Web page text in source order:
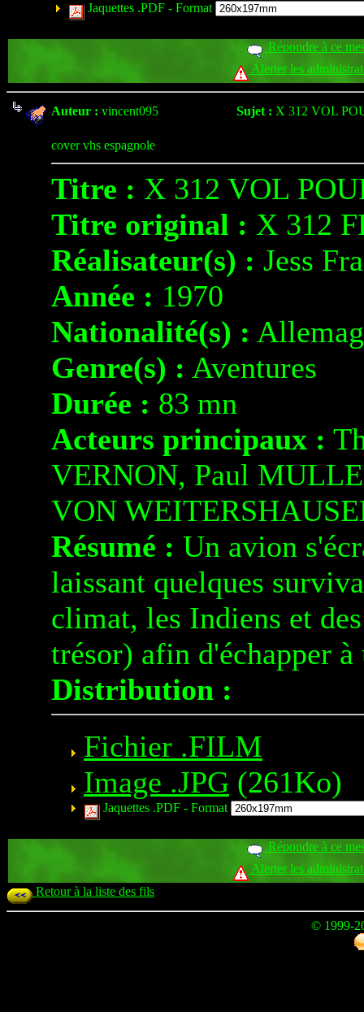
Jaquettes .PDF - Format
Répondre à ce
Alerter les
Auteur : vincent095 Sujet : X 312 VOL
cover vhs espagnole
Titre : X 312 VOL
Titre original : X 312
Réalisateur(s) : Jess
Année : 1970
Nationalité(s) :
Genre(s) : Aventures
Durée : 83 mn
Acteurs principaux :
VERNON, Paul
VON
Résumé : Un avion
laissant quelques
climat, les Indiens et
trésor) afin d'échapper
Distribution :
Fichier .FILM
Image .JPG (261Ko)
Jaquettes .PDF - Format
Répondre à ce
Alerter les
Retour à la liste des fils
© 1999-